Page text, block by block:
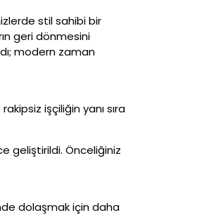
stil sahibi bir
geri dönmesini
modern zaman
işçiliğin yanı sıra
geliştirildi. Önceliğiniz
dolaşmak için daha